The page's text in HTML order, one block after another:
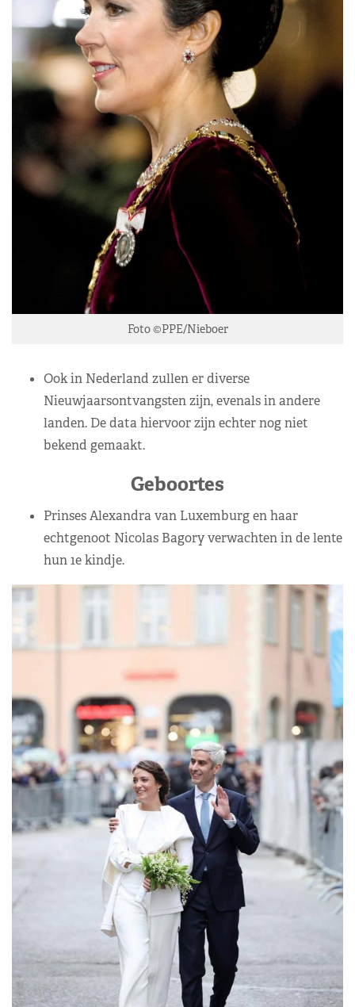
Foto ©PPE/Nieboer
Ook in Nederland zullen er diverse
Nieuwjaarsontvangsten zijn, evenals in andere
landen. De data hiervoor zijn echter nog niet
bekend gemaakt.
Geboortes
Prinses Alexandra van Luxemburg en haar
echtgenoot Nicolas Bagory verwachten in de lente
hun 1e kindje.